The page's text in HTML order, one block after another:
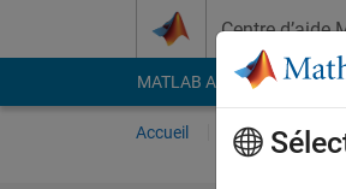
Centre d’aide
MATLAB Answers File
Accueil Poser une